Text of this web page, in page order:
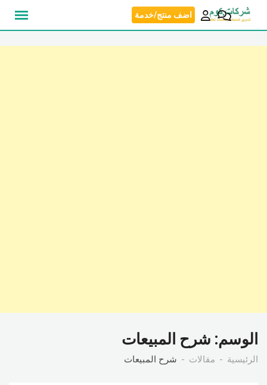
انتقل
اضف منتج/خدمة
الوسم: شرح المبيعات
الرئيسية مقالات شرح المبيعات